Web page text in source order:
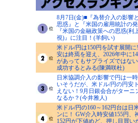
8月7日(金)■『為替介入の影響
思惑』と『米国の雇用統計の
『米国の金融政策への思惑(利
視)』に注目！(羊飼い)
米ドル/円は150円を試す展開
安は終焉を迎え、2026年中に
があってもサプライズではな
成功するとみる(陳満咲杜)
日米協調介入の影響で円は一
いそうだが、米ドル/円の円安
えない！9月日銀会合がターニ
なるか？(今井雅人)
米ドル/円の160～162円台は日
ンに！ GW介入時安値155円、
152円が下値めど、押し目買い